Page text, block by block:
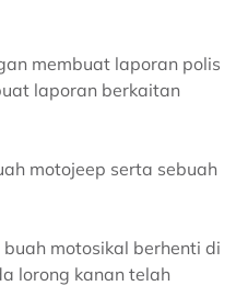
membuat laporan polis
laporan berkaitan
motojeep serta sebuah
motosikal berhenti di
lorong kanan telah